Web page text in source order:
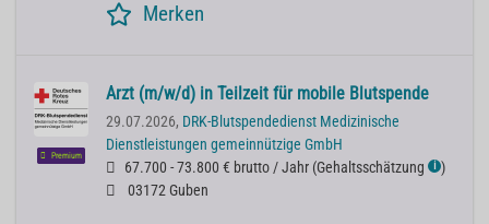
Merken
Premium
Arzt (m/w/d) in Teilzeit für mobile Blutspende
29.07.2026, DRK-Blutspendedienst Medizinische
Dienstleistungen gemeinnützige GmbH
67.700 - 73.800 € brutto / Jahr (Gehaltsschätzung ℹ )
03172 Guben